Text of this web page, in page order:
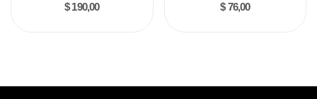
$ 190,00 $ 76,00